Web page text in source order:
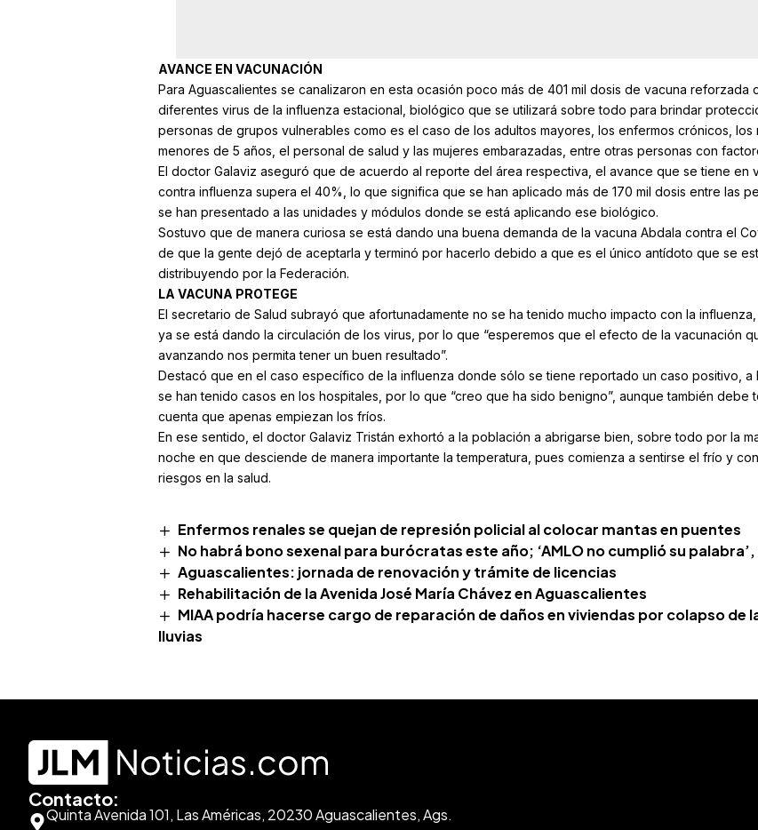
AVANCE EN VACUNACIÓN
Para Aguascalientes se canalizaron en esta ocasión poco más de 401 mil dosis de vacuna reforzada
diferentes virus de la influenza estacional, biológico que se utilizará sobre todo para brindar
personas de grupos vulnerables como es el caso de los adultos mayores, los enfermos crónicos, los
menores de 5 años, el personal de salud y las mujeres embarazadas, entre otras personas con
El doctor Galaviz aseguró que de acuerdo al reporte del área respectiva, el avance que se tiene en
contra influenza supera el 40%, lo que significa que se han aplicado más de 170 mil dosis entre las
se han presentado a las unidades y módulos donde se está aplicando ese biológico.
Sostuvo que de manera curiosa se está dando una buena demanda de la vacuna Abdala contra el
de que la gente dejó de aceptarla y terminó por hacerlo debido a que es el único antídoto que se
distribuyendo por la Federación.
LA VACUNA PROTEGE
El secretario de Salud subrayó que afortunadamente no se ha tenido mucho impacto con la
ya se está dando la circulación de los virus, por lo que “esperemos que el efecto de la vacunación
avanzando nos permita tener un buen resultado”.
Destacó que en el caso específico de la influenza donde sólo se tiene reportado un caso positivo, a
se han tenido casos en los hospitales, por lo que “creo que ha sido benigno”, aunque también debe
cuenta que apenas empiezan los fríos.
En ese sentido, el doctor Galaviz Tristán exhortó a la población a abrigarse bien, sobre todo por la
noche en que desciende de manera importante la temperatura, pues comienza a sentirse el frío y
riesgos en la salud.
Enfermos renales se quejan de represión policial al colocar mantas en puentes
No habrá bono sexenal para burócratas este año; ‘AMLO no cumplió su
Aguascalientes: jornada de renovación y trámite de licencias
Rehabilitación de la Avenida José María Chávez en Aguascalientes
MIAA podría hacerse cargo de reparación de daños en viviendas por colapso de
lluvias
Contacto:
Quinta Avenida 101, Las Américas, 20230 Aguascalientes, Ags.